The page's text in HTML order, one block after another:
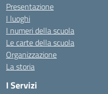
Presentazione
I luoghi
I numeri della scuola
Le carte della scuola
Organizzazione
La storia
I Servizi